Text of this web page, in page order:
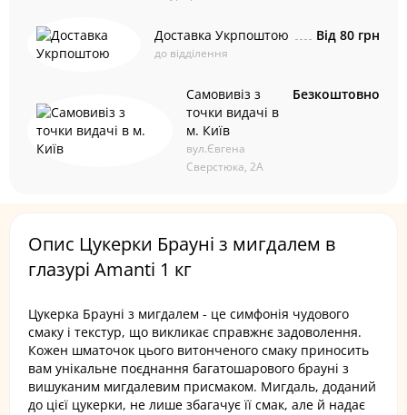
Доставка Укрпоштою
до відділення
Від 80 грн
Самовивіз з
точки видачі в
м. Київ
вул.Євгена
Сверстюка, 2А
Безкоштовно
Опис Цукерки Брауні з мигдалем в
глазурі Amanti 1 кг
Цукерка Брауні з мигдалем - це симфонія чудового
смаку і текстур, що викликає справжнє задоволення.
Кожен шматочок цього витонченого смаку приносить
вам унікальне поєднання багатошарового брауні з
вишуканим мигдалевим присмаком. Мигдаль, доданий
до цієї цукерки, не лише збагачує її смак, але й надає